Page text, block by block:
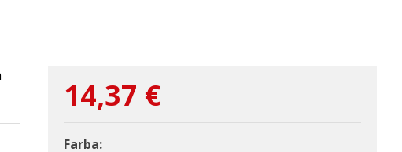
14,37 €
Farba: